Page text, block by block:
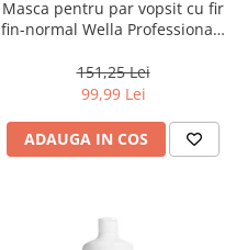
Masca pentru par vopsit cu fir
fin-normal Wella Professionals
151,25 Lei
99,99 Lei
ADAUGA IN COS